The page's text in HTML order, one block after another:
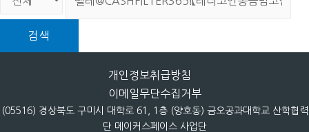
검색
개인정보취급방침
이메일무단수집거부
(05516) 경상북도 구미시 대학로 61, 1층 (양호동) 금오공과대학교 산학협력
단 메이커스페이스 사업단